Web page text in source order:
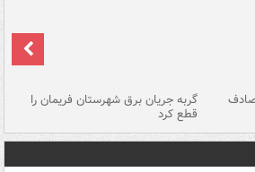
تصادف گربه جریان برق شهرستان فریمان را
قطع کرد